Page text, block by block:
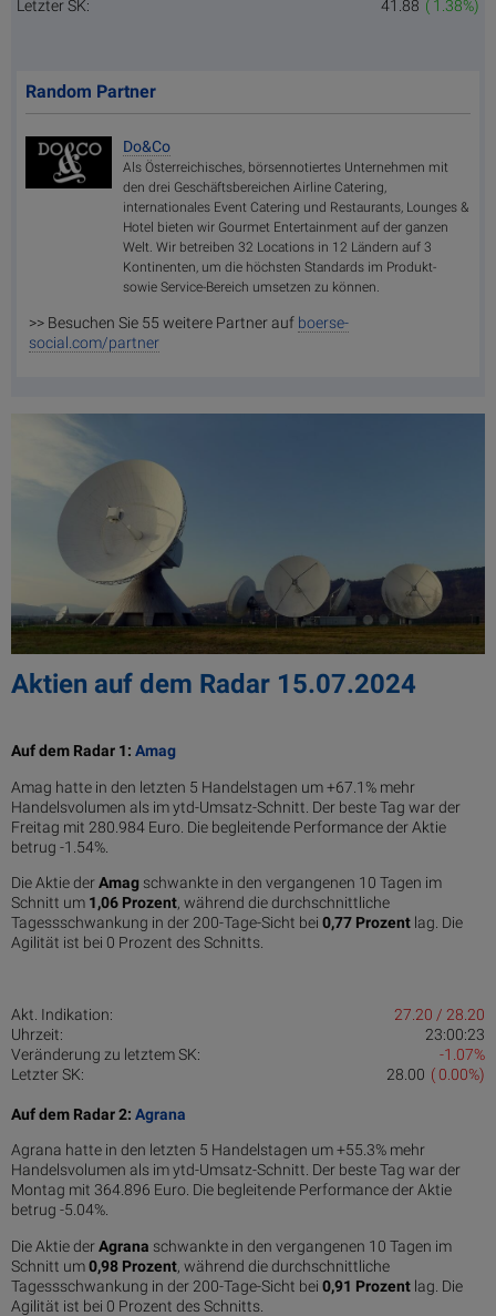
Letzter SK: ( 1.38%)
41.88
Random Partner
Do&Co
Als Österreichisches, börsennotiertes Unternehmen mit
den drei Geschäftsbereichen Airline Catering,
internationales Event Catering und Restaurants, Lounges &
Hotel bieten wir Gourmet Entertainment auf der ganzen
Welt. Wir betreiben 32 Locations in 12 Ländern auf 3
Kontinenten, um die höchsten Standards im Produkt-
sowie Service-Bereich umsetzen zu können.
>> Besuchen Sie 55 weitere Partner auf boerse-
social.com/partner
Aktien auf dem Radar 15.07.2024
Auf dem Radar 1: Amag
Amag hatte in den letzten 5 Handelstagen um +67.1% mehr
Handelsvolumen als im ytd-Umsatz-Schnitt. Der beste Tag war der
Freitag mit 280.984 Euro. Die begleitende Performance der Aktie
betrug -1.54%.
Die Aktie derAmag schwankte in den vergangenen 10 Tagen im
Schnitt um 1,06 Pro­zent, während die durchschnittliche
Tagessschwankung in der 200-Tage-Sicht bei 0,77 Prozent lag. Die
Agilität ist bei 0 Prozent des Schnitts.
Akt. Indikation:
27.20 / 28.20
Uhrzeit:
23:00:23
Veränderung zu letztem SK:
-1.07%
Letzter SK:
( 0.00%)
28.00
Auf dem Radar 2: Agrana
Agrana hatte in den letzten 5 Handelstagen um +55.3% mehr
Handelsvolumen als im ytd-Umsatz-Schnitt. Der beste Tag war der
Montag mit 364.896 Euro. Die begleitende Performance der Aktie
betrug -5.04%.
Die Aktie derAgrana schwankte in den vergangenen 10 Tagen im
Schnitt um0,98 Pro­zent, während die durchschnittliche
Tagessschwankung in der 200-Tage-Sicht bei 0,91 Prozent lag. Die
Agilität ist bei 0 Prozent des Schnitts.